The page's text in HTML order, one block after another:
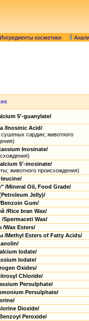
Ингредиенты косметики
5'-guanylate/
/Inosinic Acid/
сардин; животного
Inosinate/
5'-inosinate/
животного происхождения)
/Mineral Oil, Food Grade/
Jelly)/
Gum/
/Rice bran Wax/
Wax/
Wax Esters/
Methyl Esters of Fatty Acids/
Iodate/
Iodate/
Oxides/
Chloride/
Persulphate/
Persulphate/
Dioxide/
Peroxide/